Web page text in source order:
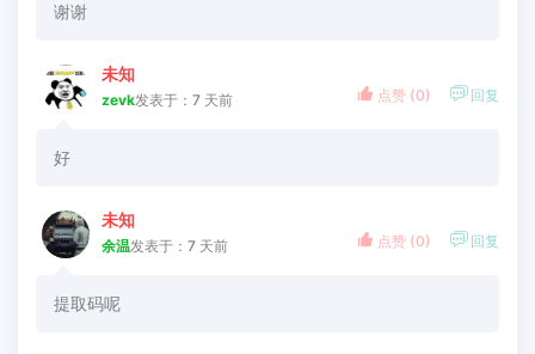
谢谢
未知
zevk发表于：7 天前
好
 点赞 (0)  回复
未知
余温发表于：7 天前
提取码呢
 点赞 (0)  回复